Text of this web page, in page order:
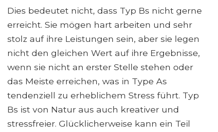
Dies bedeutet nicht, dass Typ Bs nicht gerne
erreicht. Sie mögen hart arbeiten und sehr
stolz auf ihre Leistungen sein, aber sie legen
nicht den gleichen Wert auf ihre Ergebnisse,
wenn sie nicht an erster Stelle stehen oder
das Meiste erreichen, was in Type As
tendenziell zu erheblichem Stress führt. Typ
Bs ist von Natur aus auch kreativer und
stressfreier. Glücklicherweise kann ein Teil